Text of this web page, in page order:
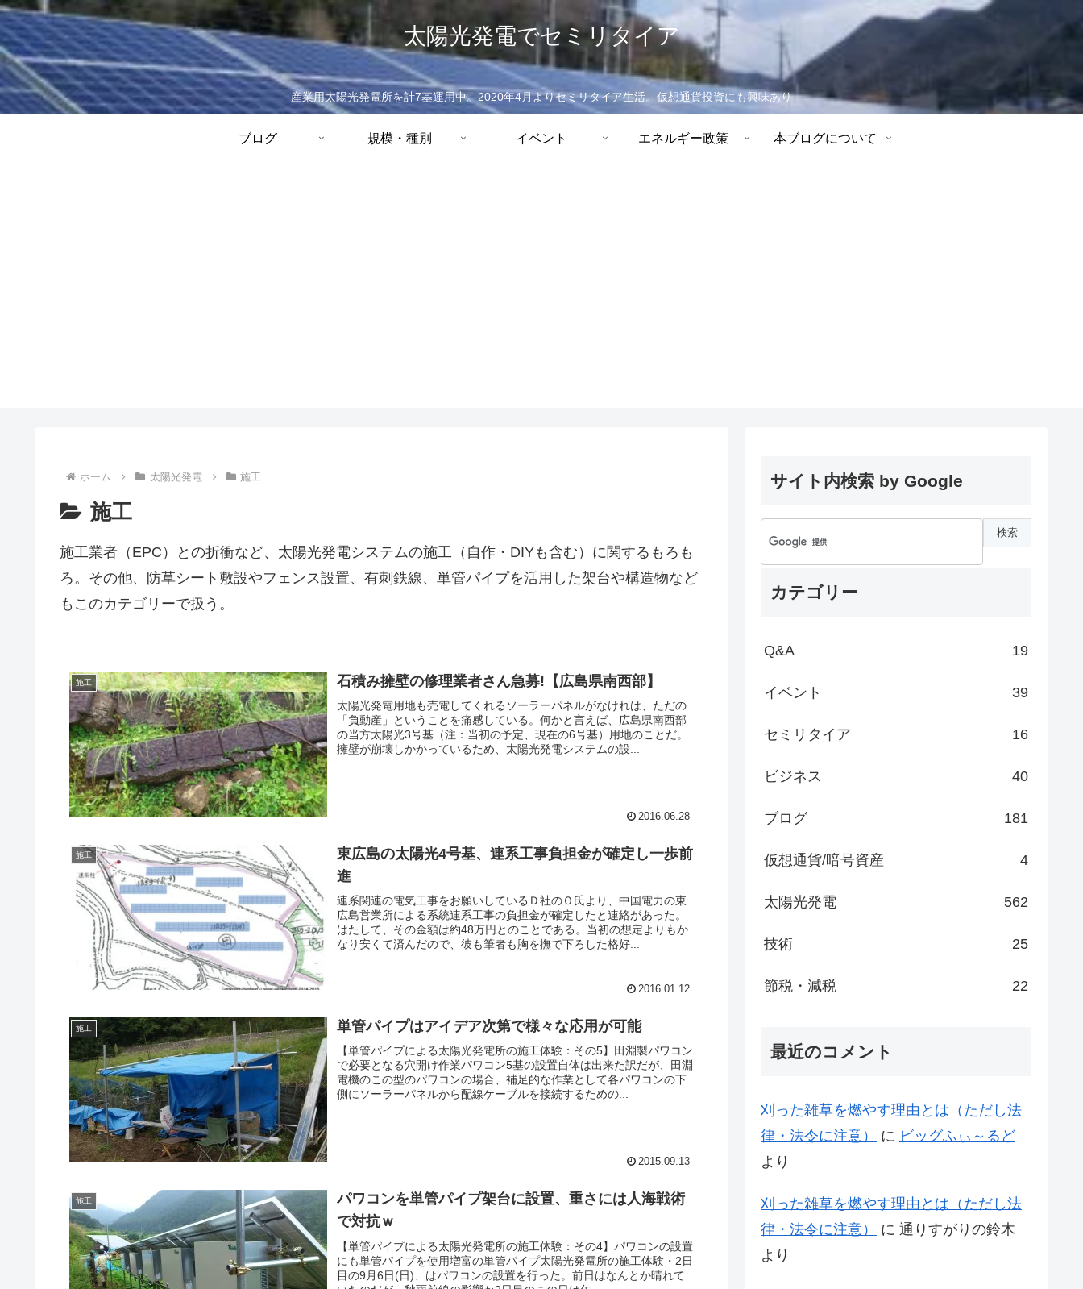
太陽光発電でセミリタイア
産業用太陽光発電所を計7基運用中。2020年4月よりセミリタイア生活。仮想通貨投資にも興味あり
ブログ 規模・種別 イベント エネルギー政策 本ブログについて
ホーム 太陽光発電 施工
施工
施工業者（EPC）との折衝など、太陽光発電システムの施工（自作・DIYも含む）に関するもろも
ろ。その他、防草シート敷設やフェンス設置、有刺鉄線、単管パイプを活用した架台や構造物など
もこのカテゴリーで扱う。
施工 石積み擁壁の修理業者さん急募!【広島県南西部】
太陽光発電用地も売電してくれるソーラーパネルがなけれは、ただの
「負動産」ということを痛感している。何かと言えば、広島県南西部
の当方太陽光3号基（注：当初の予定、現在の6号基）用地のことだ。
擁壁が崩壊しかかっているため、太陽光発電システムの設...
2016.06.28
施工
東広島の太陽光4号基、連系工事負担金が確定し一歩前
進
連系関連の電気工事をお願いしているＤ社のＯ氏より、中国電力の東
広島営業所による系統連系工事の負担金が確定したと連絡があった。
はたして、その金額は約48万円とのことである。当初の想定よりもか
なり安くて済んだので、彼も筆者も胸を撫で下ろした格好...
2016.01.12
施工 単管パイプはアイデア次第で様々な応用が可能
【単管パイプによる太陽光発電所の施工体験：その5】田淵製パワコン
で必要となる穴開け作業パワコン5基の設置自体は出来た訳だが、田淵
電機のこの型のパワコンの場合、補足的な作業として各パワコンの下
側にソーラーパネルから配線ケーブルを接続するための...
2015.09.13
施工
パワコンを単管パイプ架台に設置、重さには人海戦術
で対抗ｗ
【単管パイプによる太陽光発電所の施工体験：その4】パワコンの設置
にも単管パイプを使用増富の単管パイプ太陽光発電所の施工体験・2日
目の9月6日(日)、はパワコンの設置を行った。前日はなんとか晴れて
サイト内検索 by Google
カテゴリー
Q&A 19
イベント 39
セミリタイア 16
ビジネス 40
ブログ 181
仮想通貨/暗号資産 4
太陽光発電 562
技術 25
節税・減税 22
最近のコメント
刈った雑草を燃やす理由とは（ただし法
律・法令に注意）
に ビッグふぃ～るど
より
刈った雑草を燃やす理由とは（ただし法
律・法令に注意）
に 通りすがりの鈴木
より